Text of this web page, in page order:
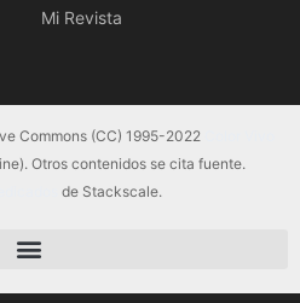
Mi Revista
Commons (CC) 1995-2022
Otros contenidos se cita fuente.
de Stackscale.